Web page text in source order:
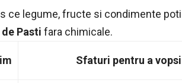
ce legume, fructe si condimente
Pasti fara chimicale.
Sfaturi pentru a